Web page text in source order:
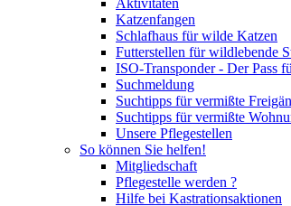
Aktivitäten
Katzenfangen
Schlafhaus für wilde Katzen
Futterstellen für wildlebende
ISO-Transponder - Der Pass
Suchmeldung
Suchtipps für vermißte
Suchtipps für vermißte
Unsere Pflegestellen
So können Sie helfen!
Mitgliedschaft
Pflegestelle werden ?
Hilfe bei Kastrationsaktionen